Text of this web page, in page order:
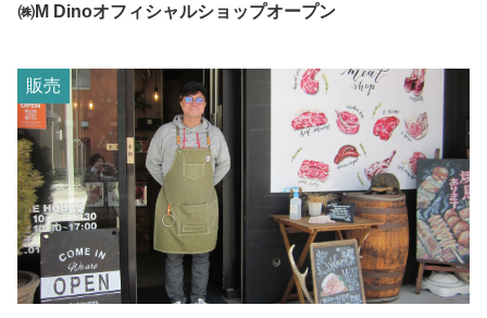
㈱M Dinoオフィシャルショップオープン
販売